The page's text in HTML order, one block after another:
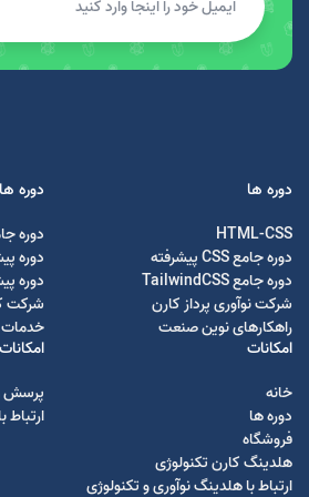
دوره ها
HTML-CSS
دوره جامع CSS پیشرفته
دوره جامع TailwindCSS
شرکت نوآوری پرداز کارن
راهکارهای نوین صنعت
دوره ها
دوره
دوره
دوره
شرکت
خدمات
امکانات
خانه
دوره ها
فروشگاه
هلدینگ کارن تکنولوژی
ارتباط با هلدینگ نوآوری و تکنولوژی
امکانات
پرسش
ارتباط